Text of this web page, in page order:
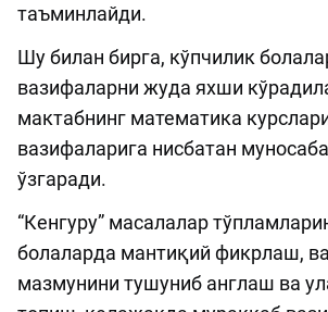
таъминлайди.
Шу билан бирга, кўпчилик
вазифаларни жуда яхши
мактабнинг математика
вазифаларига нисбатан
ўзгаради.
“Кенгуру” масалалар
болаларда мантиқий фикрлаш,
мазмунини тушуниб англаш ва